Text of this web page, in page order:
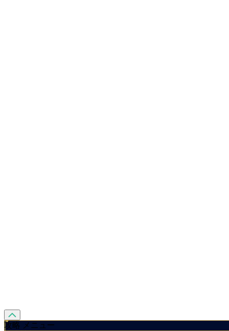
攻略 メニュー